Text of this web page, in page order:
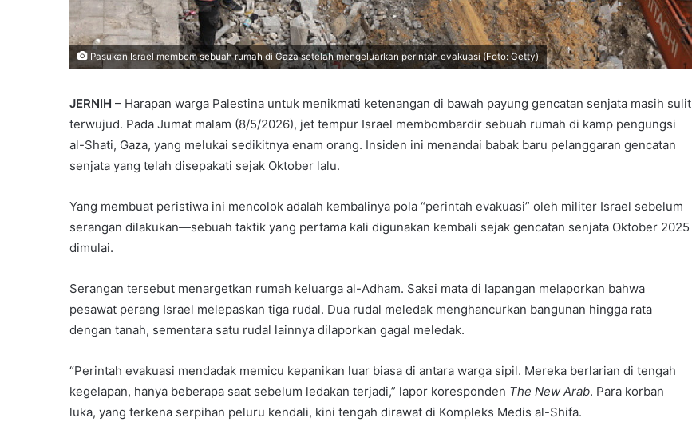
Pasukan Israel membom sebuah rumah di Gaza setelah mengeluarkan perintah evakuasi (Foto: Getty)
JERNIH – Harapan warga Palestina untuk menikmati ketenangan di bawah payung gencatan senjata masih sulit
terwujud. Pada Jumat malam (8/5/2026), jet tempur Israel membombardir sebuah rumah di kamp pengungsi
al-Shati, Gaza, yang melukai sedikitnya enam orang. Insiden ini menandai babak baru pelanggaran gencatan
senjata yang telah disepakati sejak Oktober lalu.
Yang membuat peristiwa ini mencolok adalah kembalinya pola “perintah evakuasi” oleh militer Israel sebelum
serangan dilakukan—sebuah taktik yang pertama kali digunakan kembali sejak gencatan senjata Oktober 2025
dimulai.
Serangan tersebut menargetkan rumah keluarga al-Adham. Saksi mata di lapangan melaporkan bahwa
pesawat perang Israel melepaskan tiga rudal. Dua rudal meledak menghancurkan bangunan hingga rata
dengan tanah, sementara satu rudal lainnya dilaporkan gagal meledak.
“Perintah evakuasi mendadak memicu kepanikan luar biasa di antara warga sipil. Mereka berlarian di tengah
kegelapan, hanya beberapa saat sebelum ledakan terjadi,” lapor koresponden The New Arab. Para korban
luka, yang terkena serpihan peluru kendali, kini tengah dirawat di Kompleks Medis al-Shifa.